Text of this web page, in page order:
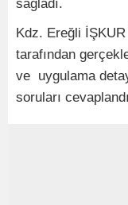
sağladı.
Kdz. Ereğli
tarafından
ve uygulama
soruları